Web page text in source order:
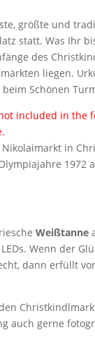
größte und
statt. Was Ihr
des
liegen.
Schönen
included in the
in
1972
Weißtanne
Wenn der
dann erfüllt
auch gerne